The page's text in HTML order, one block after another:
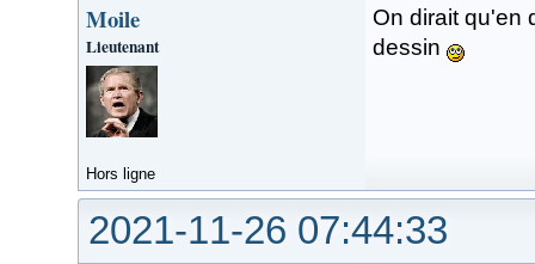
Moile
Lieutenant
On dirait qu'en
dessin
Hors ligne
2021-11-26 07:44:33